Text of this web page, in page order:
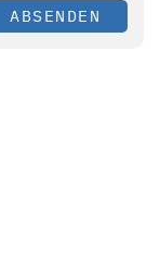
ABSENDEN